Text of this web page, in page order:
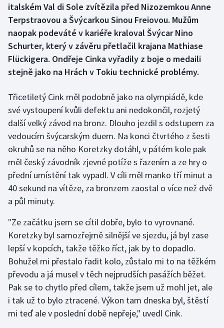
Golf
Gymnastika
Házená
Judo
Krasobruslení
Lezení
Lyže a snowboard
Moderní pětiboj
Motorsport
Olympijské hry
Parasport
Plavání
italském Val di Sole zvítězila před Nizozemkou Anne
Terpstraovou a Švýcarkou Sinou Freiovou. Mužům
naopak podeváté v kariéře kraloval Švýcar Nino
Schurter, který v závěru přetlačil krajana Mathiase
Flückigera. Ondřeje Cinka vyřadily z boje o medaili
stejně jako na Hrách v Tokiu technické problémy.
Třicetiletý Cink měl podobně jako na olympiádě, kde
své vystoupení kvůli defektu ani nedokončil, rozjetý
další velký závod na bronz. Dlouho jezdil s odstupem za
vedoucím švýcarským duem. Na konci čtvrtého z šesti
okruhů se na něho Koretzky dotáhl, v pátém kole pak
měl český závodník zjevné potíže s řazením a ze hry o
přední umístění tak vypadl. V cíli měl manko tří minut a
40 sekund na vítěze, za bronzem zaostal o více než dvě
a půl minuty.
"Ze začátku jsem se cítil dobře, bylo to vyrovnané.
Koretzky byl samozřejmě silnější ve sjezdu, já byl zase
lepší v kopcích, takže těžko říct, jak by to dopadlo.
Bohužel mi přestalo řadit kolo, zůstalo mi to na těžkém
převodu a já musel v těch nejprudších pasážích běžet.
Pak se to chytlo před cílem, takže jsem už mohl jet, ale
i tak už to bylo ztracené. Výkon tam dneska byl, štěstí
mi teď ale v poslední době nepřeje," uvedl Cink.